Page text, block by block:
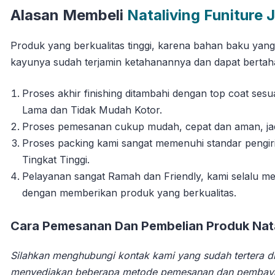
Alasan Membeli Nataliving Funiture
Produk yang berkualitas tinggi, karena bahan baku
kayunya sudah terjamin ketahanannya dan dapat
Proses akhir finishing ditambahi dengan top coat
Lama dan Tidak Mudah Kotor.
Proses pemesanan cukup mudah, cepat dan aman,
Proses packing kami sangat memenuhi standar
Tingkat Tinggi.
Pelayanan sangat Ramah dan Friendly, kami selalu
dengan memberikan produk yang berkualitas.
Cara Pemesanan Dan Pembelian Produk
Silahkan menghubungi kontak kami yang sudah tertera
menyediakan beberapa metode pemesanan dan